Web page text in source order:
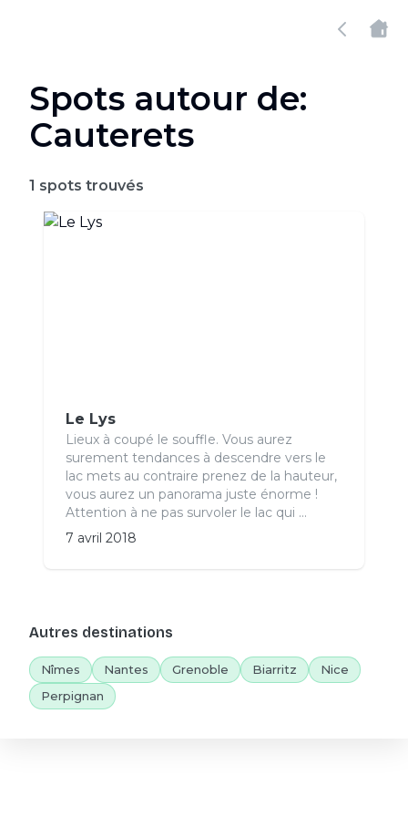
Spots autour de:
Cauterets
1 spots trouvés
Le Lys
Lieux à coupé le souffle. Vous aurez
surement tendances à descendre vers le
lac mets au contraire prenez de la hauteur,
vous aurez un panorama juste énorme !
Attention à ne pas survoler le lac qui ...
7 avril 2018
Autres destinations
Nîmes Nantes Grenoble Biarritz
Nice
Perpignan